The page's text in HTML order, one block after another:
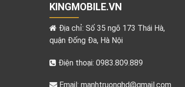
KINGMOBILE.VN
Địa chỉ: Số 35 ngõ 173 Thái Hà,
quận Đống Đa, Hà Nội
Điện thoại: 0983.809.889
Email: manhtruonghd@gmail.com